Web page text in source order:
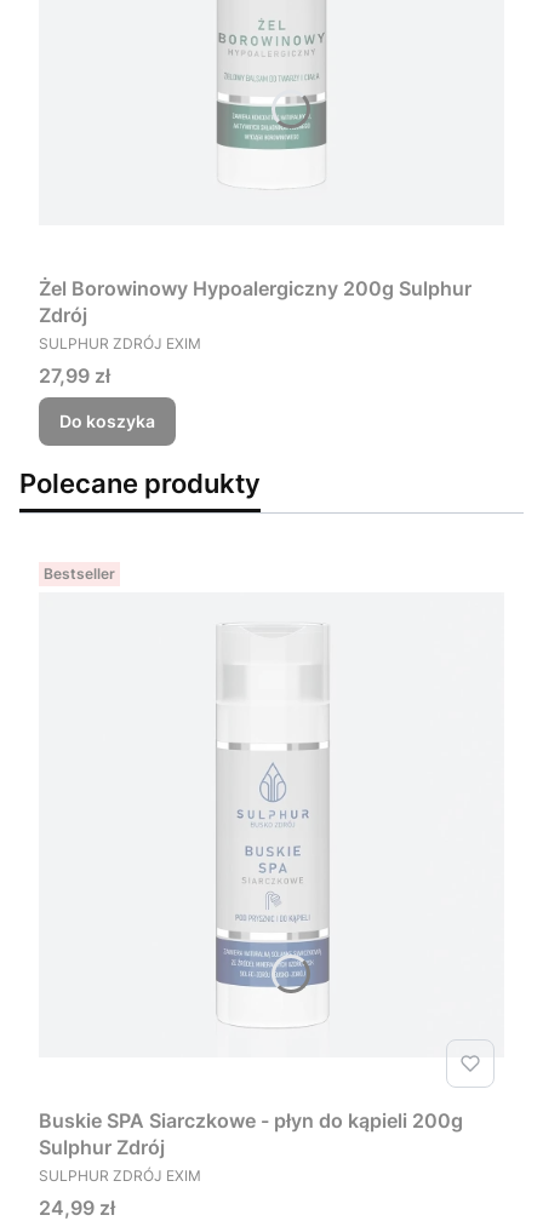
Żel Borowinowy Hypoalergiczny 200g Sulphur
Zdrój
PRODUCENT
SULPHUR ZDRÓJ EXIM
Cena
27,99 zł
Do koszyka
Polecane produkty
Bestseller
Buskie SPA Siarczkowe - płyn do kąpieli 200g
Sulphur Zdrój
PRODUCENT
SULPHUR ZDRÓJ EXIM
Cena
24,99 zł